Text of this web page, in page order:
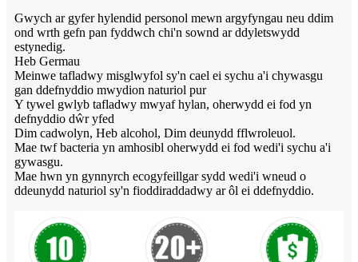
Gwych ar gyfer hylendid personol mewn argyfyngau neu ddim
ond wrth gefn pan fyddwch chi'n sownd ar ddyletswydd
estynedig.
Heb Germau
Meinwe tafladwy misglwyfol sy'n cael ei sychu a'i chywasgu
gan ddefnyddio mwydion naturiol pur
Y tywel gwlyb tafladwy mwyaf hylan, oherwydd ei fod yn
defnyddio dŵr yfed
Dim cadwolyn, Heb alcohol, Dim deunydd fflwroleuol.
Mae twf bacteria yn amhosibl oherwydd ei fod wedi'i sychu a'i
gywasgu.
Mae hwn yn gynnyrch ecogyfeillgar sydd wedi'i wneud o
ddeunydd naturiol sy'n fioddiraddadwy ar ôl ei ddefnyddio.